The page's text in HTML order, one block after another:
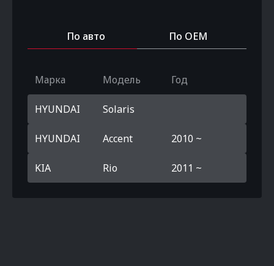
По авто По OEM
Марка Модель Год
HYUNDAI Solaris
HYUNDAI Accent 2010 ~
KIA Rio 2011 ~